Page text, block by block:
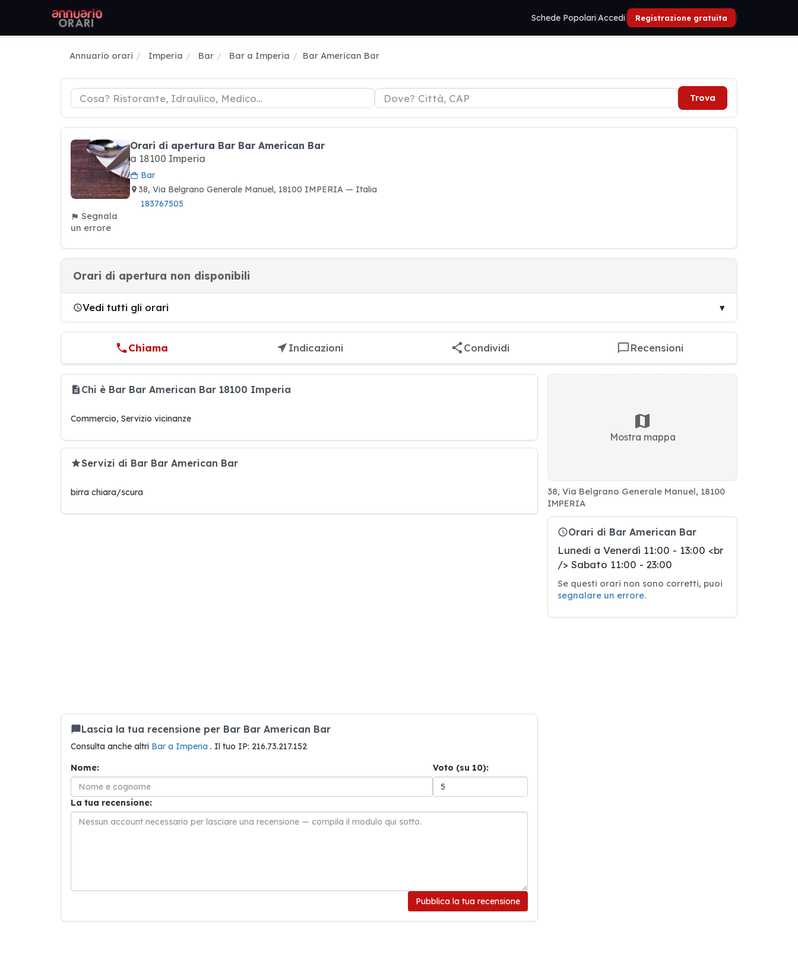
Schede Popolari|Accedi| Registrazione gratuita |
Annuario orari Imperia Bar Bar a Imperia Bar American Bar
Trova
Segnala
un errore
Orari di apertura Bar Bar American Bar
a 18100 Imperia
Bar
38, Via Belgrano Generale Manuel, 18100 IMPERIA — Italia
183767505
Orari di apertura non disponibili
Vedi tutti gli orari
Chiama Indicazioni Condividi Recensioni
Chi è Bar Bar American Bar 18100 Imperia
Commercio, Servizio vicinanze
Servizi di Bar Bar American Bar
birra chiara/scura
Lascia la tua recensione per Bar Bar American Bar
Consulta anche altri Bar a Imperia . Il tuo IP: 216.73.217.152
Nome:
Voto (su 10):
La tua recensione:
Pubblica la tua recensione
Mostra mappa
38, Via Belgrano Generale Manuel, 18100
IMPERIA
Orari di Bar American Bar
Lunedi a Venerdì 11:00 - 13:00 <br
/> Sabato 11:00 - 23:00
Se questi orari non sono corretti, puoi
segnalare un errore.